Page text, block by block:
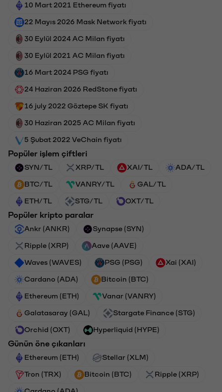
10 Mart 2021 Ethereum fiyatı
22 Mayıs 2026 Mask Network fiyatı
30 Eylül 2024 AC Milan fiyatı
30 Eylül 2021 AC Milan fiyatı
16 Mart 2024 PSG fiyatı
24 Haziran 2026 RedStone fiyatı
16 july 2022 Göztepe SK fiyatı
30 Haziran 2025 AC Milan fiyatı
5 Şubat 2022 VeChain fiyatı
Popüler işlem çiftleri
SYN/TL XRP/TL XAI/TL ADA/TL
BTC/TL VANRY/TL GAL/TL
ETH/TL STG/TL OXT/TL
Popüler kripto paralar
Ankr (ANKR) Synapse (SYN)
Ripple (XRP) Aave (AAVE)
Waves (WAVES) PSG (PSG) Xai (XAI)
Cardano (ADA) Bitcoin (BTC)
Ethereum (ETH) Vanar (VANRY)
Galatasaray (GAL) Stargate Finance (STG)
Orchid (OXT) Hyperliquid (HYPE)
Günün öne çıkanları
Ethereum (ETH) Stellar (XLM)
Tron (TRX) Bitcoin (BTC) Ripple (XRP)
Cardano (ADA)